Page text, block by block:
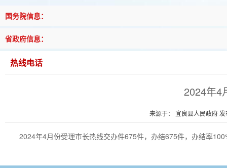
国务院信息：
省政府信息：
热线电话
2024年4
来源于： 宜良县人民政府
2024年4月份受理市长热线交办件675件，办结675件，办结率